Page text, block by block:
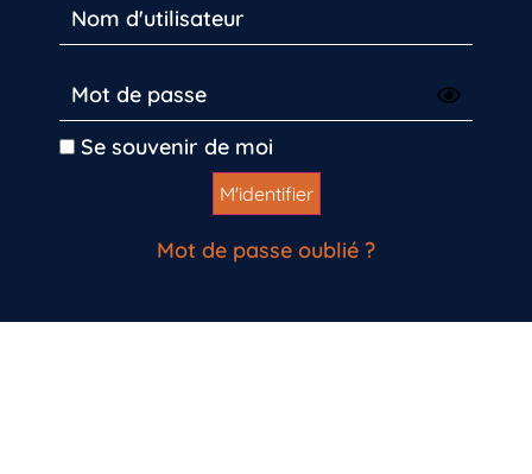
Se souvenir de moi
Mot de passe oublié ?
Inscrivez-vous dès maintenant